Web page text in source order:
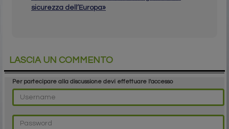
sicurezza dell’Europa»
LASCIA UN COMMENTO
Per partecipare alla discussione devi effettuare l'accesso